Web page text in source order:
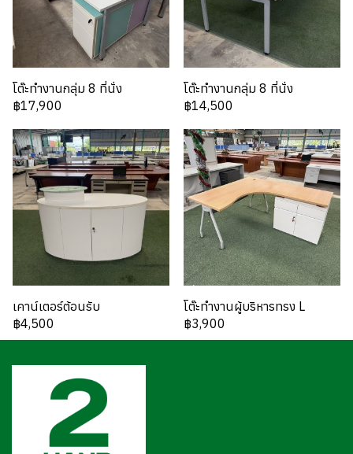
โต๊ะทำงานกลุ่ม 8 ที่นั่ง
฿17,900
โต๊ะทำงานกลุ่ม 8 ที่นั่ง
฿14,500
เคาน์เตอร์ต้อนรับ
฿4,500
โต๊ะทำงานผู้บริหารทรง L
฿3,900